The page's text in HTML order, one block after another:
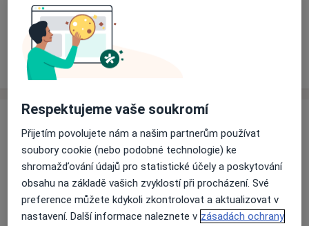
Ceník Adresy
Informace o službách a cenách nejsou k dispozici
Tento specialista ještě nepřidával žádné informace o
svých službách.
Respektujeme vaše soukromí
Přijetím povolujete nám a našim partnerům používat
soubory cookie (nebo podobné technologie) ke
shromažďování údajů pro statistické účely a poskytování
obsahu na základě vašich zvyklostí při procházení. Své
preference můžete kdykoli zkontrolovat a aktualizovat v
nastavení. Další informace naleznete v zásadách ochrany